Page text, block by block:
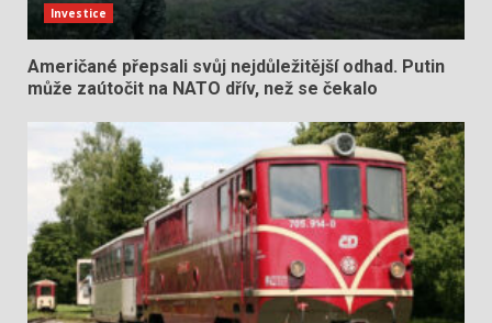
Investice
Američané přepsali svůj nejdůležitější odhad. Putin
může zaútočit na NATO dřív, než se čekalo